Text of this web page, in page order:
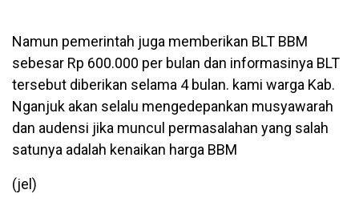
Namun pemerintah juga memberikan BLT BBM
sebesar Rp 600.000 per bulan dan informasinya BLT
tersebut diberikan selama 4 bulan. kami warga Kab.
Nganjuk akan selalu mengedepankan musyawarah
dan audensi jika muncul permasalahan yang salah
satunya adalah kenaikan harga BBM
(jel)